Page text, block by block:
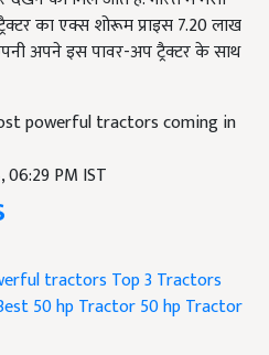
का एक्स शोरूम प्राइस 7.20 लाख
अपने इस पावर-अप ट्रैक्टर के साथ
powerful tractors coming in
06:29 PM IST
tractors Top 3 Tractors
50 hp Tractor50 hp Tractor